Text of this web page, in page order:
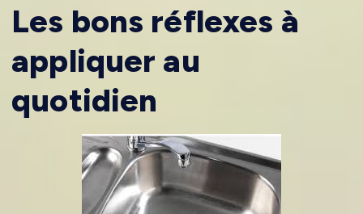
Les bons réflexes à
appliquer au
quotidien